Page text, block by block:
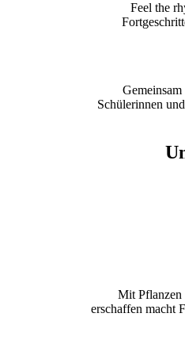
Feel the
Schülerinnen
Mit Pflanzen
erschaffen macht